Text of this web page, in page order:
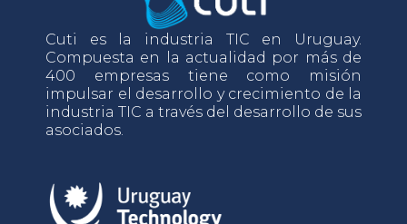
Cuti es la industria TIC en Uruguay.
Compuesta en la actualidad por más de
400 empresas tiene como misión
impulsar el desarrollo y crecimiento de la
industria TIC a través del desarrollo de sus
asociados.